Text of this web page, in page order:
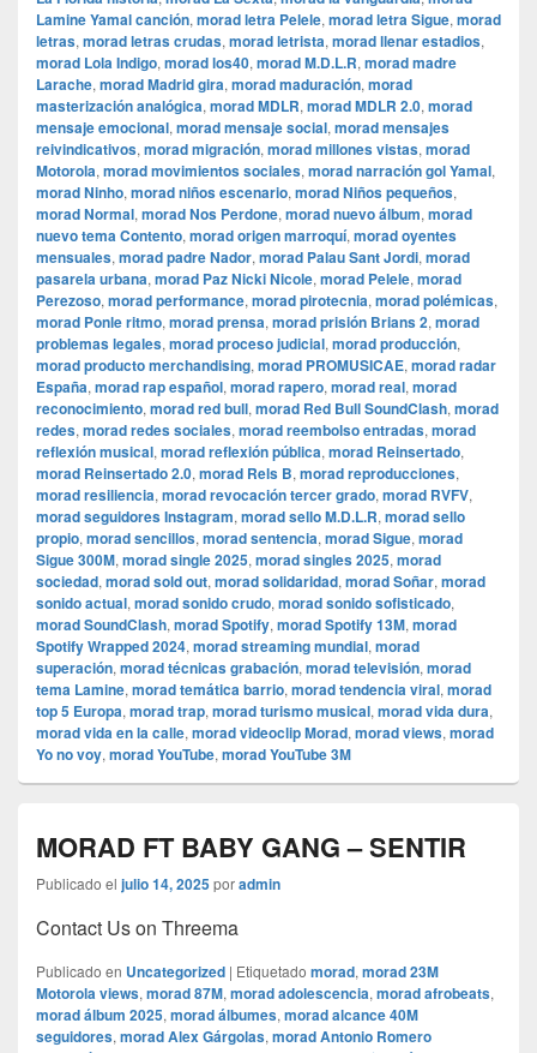
Lamine Yamal canción, morad letra Pelele, morad letra Sigue, morad
letras, morad letras crudas, morad letrista, morad llenar estadios,
morad Lola Indigo, morad los40, morad M.D.L.R, morad madre
Larache, morad Madrid gira, morad maduración, morad
masterización analógica, morad MDLR, morad MDLR 2.0, morad
mensaje emocional, morad mensaje social, morad mensajes
reivindicativos, morad migración, morad millones vistas, morad
Motorola, morad movimientos sociales, morad narración gol Yamal,
morad Ninho, morad niños escenario, morad Niños pequeños,
morad Normal, morad Nos Perdone, morad nuevo álbum, morad
nuevo tema Contento, morad origen marroquí, morad oyentes
mensuales, morad padre Nador, morad Palau Sant Jordi, morad
pasarela urbana, morad Paz Nicki Nicole, morad Pelele, morad
Perezoso, morad performance, morad pirotecnia, morad polémicas,
morad Ponle ritmo, morad prensa, morad prisión Brians 2, morad
problemas legales, morad proceso judicial, morad producción,
morad producto merchandising, morad PROMUSICAE, morad radar
España, morad rap español, morad rapero, morad real, morad
reconocimiento, morad red bull, morad Red Bull SoundClash, morad
redes, morad redes sociales, morad reembolso entradas, morad
reflexión musical, morad reflexión pública, morad Reinsertado,
morad Reinsertado 2.0, morad Rels B, morad reproducciones,
morad resiliencia, morad revocación tercer grado, morad RVFV,
morad seguidores Instagram, morad sello M.D.L.R, morad sello
propio, morad sencillos, morad sentencia, morad Sigue, morad
Sigue 300M, morad single 2025, morad singles 2025, morad
sociedad, morad sold out, morad solidaridad, morad Soñar, morad
sonido actual, morad sonido crudo, morad sonido sofisticado,
morad SoundClash, morad Spotify, morad Spotify 13M, morad
Spotify Wrapped 2024, morad streaming mundial, morad
superación, morad técnicas grabación, morad televisión, morad
tema Lamine, morad temática barrio, morad tendencia viral, morad
top 5 Europa, morad trap, morad turismo musical, morad vida dura,
morad vida en la calle, morad videocli‏p Morad, morad views, morad
Yo no voy, morad YouTube, morad YouTube 3M
MORAD FT BABY GANG – SENTIR
Publicado el julio 14, 2025poradmin
Contact Us on Threema
Publicado en Uncategorized | Etiquetado morad, morad 23M
Motorola views, morad 87M, morad adolescencia, morad afrobeats,
morad álbum 2025, morad álbumes, morad alcance 40M
seguidores, morad Alex Gárgolas, morad Antonio Romero